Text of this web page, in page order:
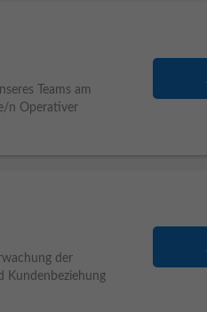
Teams am
n Operativer
der
Kundenbeziehung